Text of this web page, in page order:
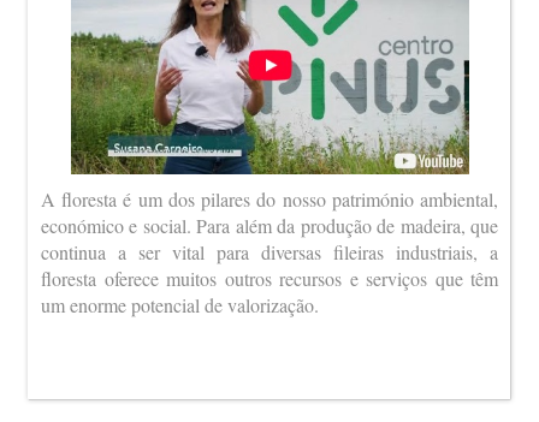
A floresta é um dos pilares do nosso património ambiental,
económico e social. Para além da produção de madeira, que
continua a ser vital para diversas fileiras industriais, a
floresta oferece muitos outros recursos e serviços que têm
um enorme potencial de valorização.